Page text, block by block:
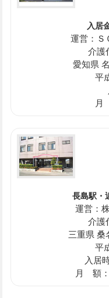
入居
運営：Ｓ
介護
愛知県
平
月
長島駅・
運営：
介護
三重県 桑
平
入居
月 額：